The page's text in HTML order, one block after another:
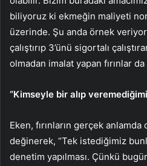
biliyoruz ki ekmeğin maliyeti
üzerinde. Şu anda örnek
çalıştırıp 3’ünü sigortalı
olmadan imalat yapan fırınlar
“Kimseyle bir alıp
Eken, fırınların gerçek
değinerek, “Tek istediğimiz
denetim yapılması. Çünkü